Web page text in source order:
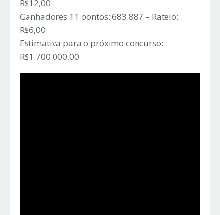
R$12,00
Ganhadores 11 pontos: 683.887 – Rateio:
R$6,00
Estimativa para o próximo concurso:
R$1.700.000,00